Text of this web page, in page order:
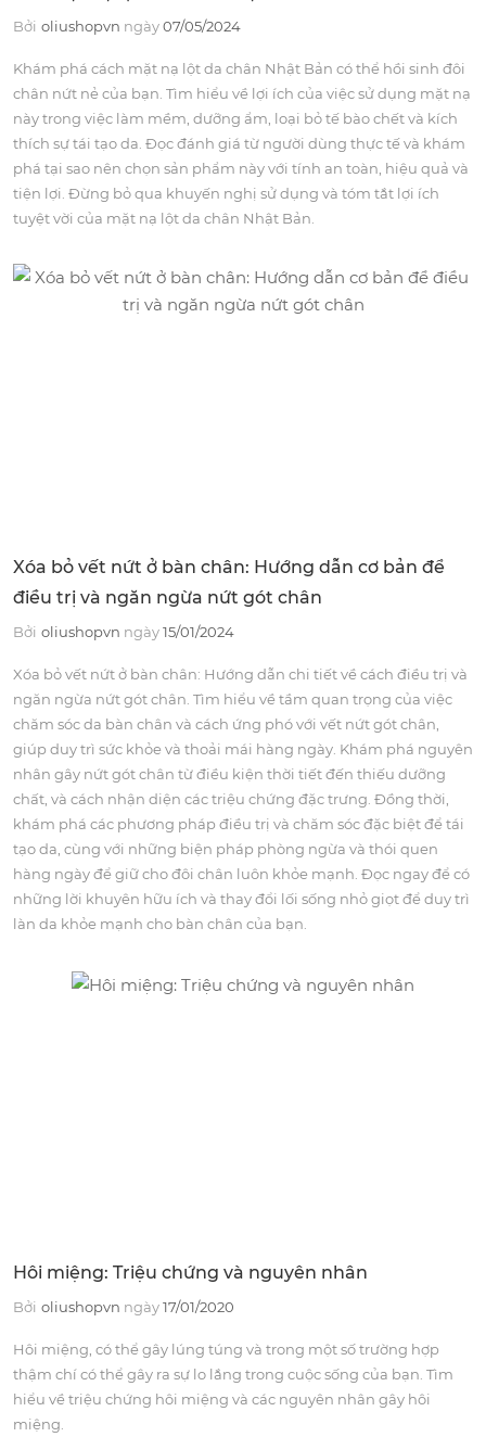
Bởi oliushopvn ngày07/05/2024
Khám phá cách mặt nạ lột da chân Nhật Bản có thể hồi sinh đôi
chân nứt nẻ của bạn. Tìm hiểu về lợi ích của việc sử dụng mặt nạ
này trong việc làm mềm, dưỡng ẩm, loại bỏ tế bào chết và kích
thích sự tái tạo da. Đọc đánh giá từ người dùng thực tế và khám
phá tại sao nên chọn sản phẩm này với tính an toàn, hiệu quả và
tiện lợi. Đừng bỏ qua khuyến nghị sử dụng và tóm tắt lợi ích
tuyệt vời của mặt nạ lột da chân Nhật Bản.
Xóa bỏ vết nứt ở bàn chân: Hướng dẫn cơ bản để
điều trị và ngăn ngừa nứt gót chân
Bởi oliushopvn ngày15/01/2024
Xóa bỏ vết nứt ở bàn chân: Hướng dẫn chi tiết về cách điều trị và
ngăn ngừa nứt gót chân. Tìm hiểu về tầm quan trọng của việc
chăm sóc da bàn chân và cách ứng phó với vết nứt gót chân,
giúp duy trì sức khỏe và thoải mái hàng ngày. Khám phá nguyên
nhân gây nứt gót chân từ điều kiện thời tiết đến thiếu dưỡng
chất, và cách nhận diện các triệu chứng đặc trưng. Đồng thời,
khám phá các phương pháp điều trị và chăm sóc đặc biệt để tái
tạo da, cùng với những biện pháp phòng ngừa và thói quen
hàng ngày để giữ cho đôi chân luôn khỏe mạnh. Đọc ngay để có
những lời khuyên hữu ích và thay đổi lối sống nhỏ giọt để duy trì
làn da khỏe mạnh cho bàn chân của bạn.
Hôi miệng: Triệu chứng và nguyên nhân
Bởi oliushopvn ngày17/01/2020
Hôi miệng, có thể gây lúng túng và trong một số trường hợp
thậm chí có thể gây ra sự lo lắng trong cuộc sống của bạn. Tìm
hiểu về triệu chứng hôi miệng và các nguyên nhân gây hôi
miệng.